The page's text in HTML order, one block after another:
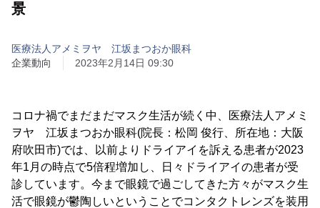
景
医療法人アメミヲヤ 江坂まつおか眼科
企業動向
2023年2月14日 09:30
コロナ禍でまだまだマスク生活が続く中、医療法人アメミ
ヲヤ 江坂まつおか眼科(院長：松岡 俊行、所在地：大阪
府吹田市)では、以前よりドライアイを訴える患者が2023
年1月の時点で5倍程増加し、日々ドライアイの患者が受
診しています。今まで眼鏡で過ごしてきた方々がマスク生
活で眼鏡が鬱陶しいということでコンタクトレンズを装用